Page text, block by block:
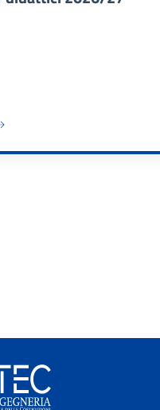
BANDO TUTOR